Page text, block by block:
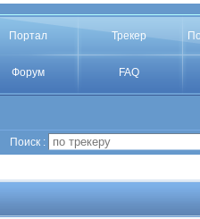
Портал Трекер
Форум FAQ
Поиск :